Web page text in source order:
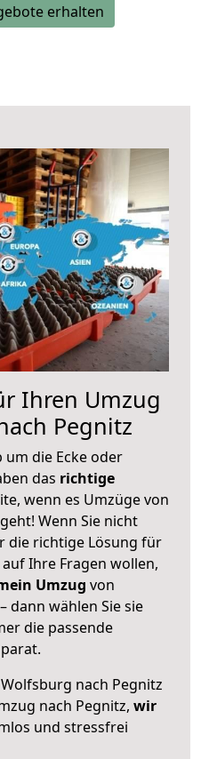
erhalten
Ihren Umzug
Pegnitz
um die Ecke oder
das richtige
wenn es Umzüge von
Wenn Sie nicht
die richtige Lösung für
Ihre Fragen wollen,
Umzug von
dann wählen Sie sie
die passende
nach Pegnitz
nach Pegnitz, wir
und stressfrei